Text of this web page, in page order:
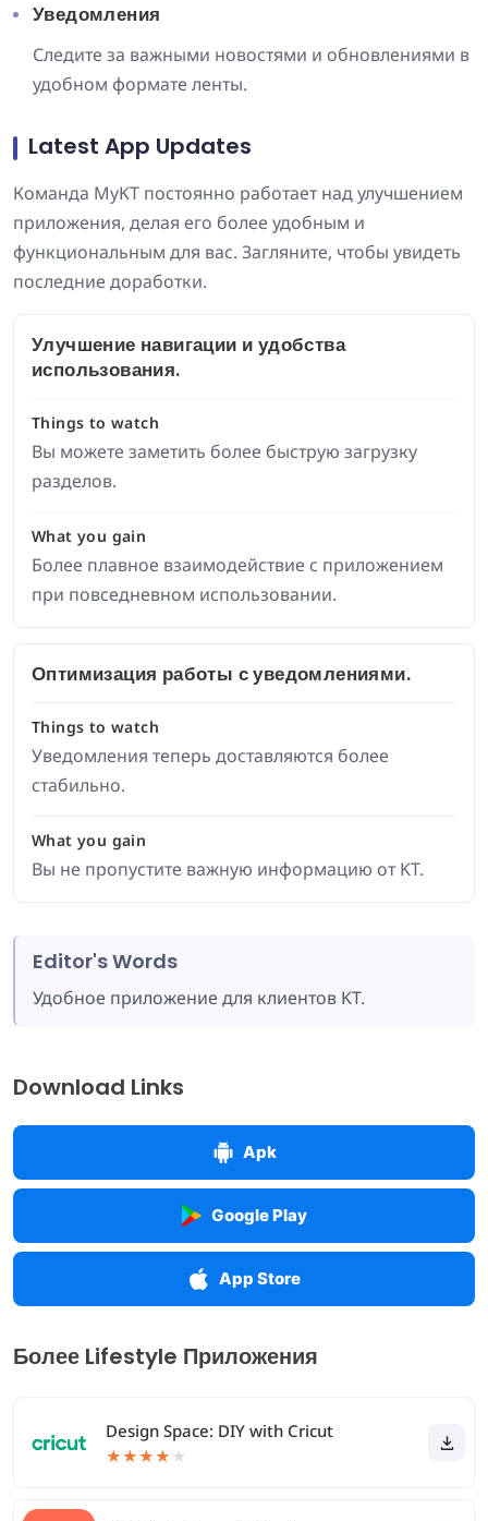
Уведомления
Следите за важными новостями и обновлениями в
удобном формате ленты.
Latest App Updates
Команда MyKT постоянно работает над улучшением
приложения, делая его более удобным и
функциональным для вас. Загляните, чтобы увидеть
последние доработки.
Улучшение навигации и удобства
использования.
Things to watch
Вы можете заметить более быструю загрузку
разделов.
What you gain
Более плавное взаимодействие с приложением
при повседневном использовании.
Оптимизация работы с уведомлениями.
Things to watch
Уведомления теперь доставляются более
стабильно.
What you gain
Вы не пропустите важную информацию от KT.
Editor's Words
Удобное приложение для клиентов KT.
Download Links
Apk
Google Play
App Store
Более Lifestyle Приложения
Design Space: DIY with Cricut
★★★★ ★